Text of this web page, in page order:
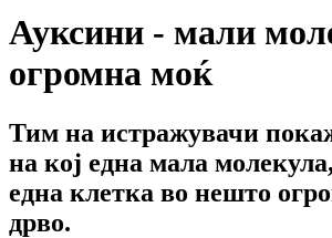
Ауксини - мали
огромна моќ
Тим на истражувачи
на кој една мала
една клетка во нешто
дрво.